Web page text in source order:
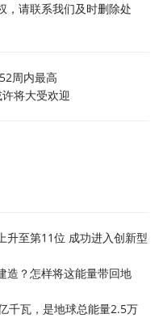
，请联系我们及时删除处
周内最高
将大受欢迎
升至第11位 成功进入创新型
造？怎样将这能量带回地
千瓦，是地球总能量2.5万